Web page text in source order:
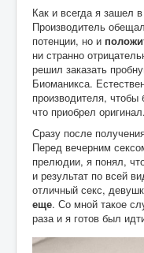
Как и всегда я зашел
Производитель
потенции, но и
ни странно
решил заказать
Биоманикса.
производителя,
что приобрел оригинал.
Сразу после
Перед вечерним
прелюдии, я понял,
и результат по всей
отличный секс,
еще. Со мной такое
раза и я готов был